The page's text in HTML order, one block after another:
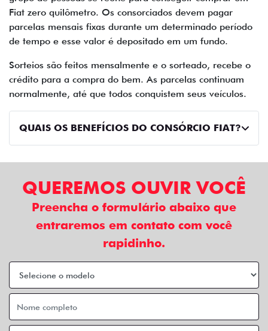
Fiat zero quilômetro. Os consorciados devem pagar
parcelas mensais fixas durante um determinado período
de tempo e esse valor é depositado em um fundo.
Sorteios são feitos mensalmente e o sorteado, recebe o
crédito para a compra do bem. As parcelas continuam
normalmente, até que todos conquistem seus veículos.
QUAIS OS BENEFÍCIOS DO CONSÓRCIO FIAT?
QUEREMOS OUVIR VOCÊ
Preencha o formulário abaixo que
entraremos em contato com você
rapidinho.